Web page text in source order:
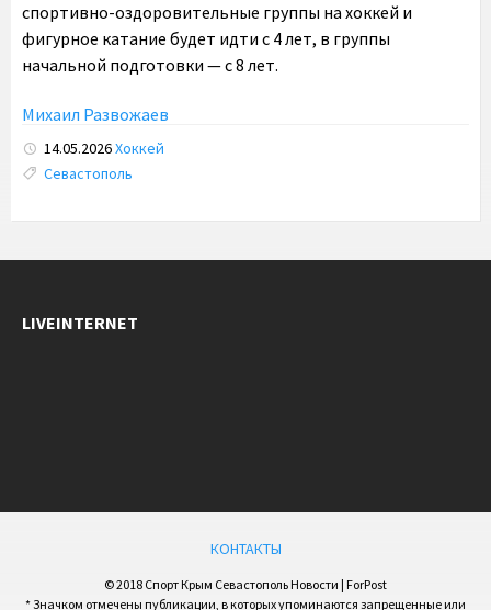
спортивно-оздоровительные группы на хоккей и
фигурное катание будет идти с 4 лет, в группы
начальной подготовки — с 8 лет.
Михаил Развожаев
14.05.2026Хоккей
Tags:
Севастополь
LIVEINTERNET
КОНТАКТЫ
© 2018 Спорт Крым Севастополь Новости | ForPost
* Значком отмечены публикации, в которых упоминаются запрещенные или